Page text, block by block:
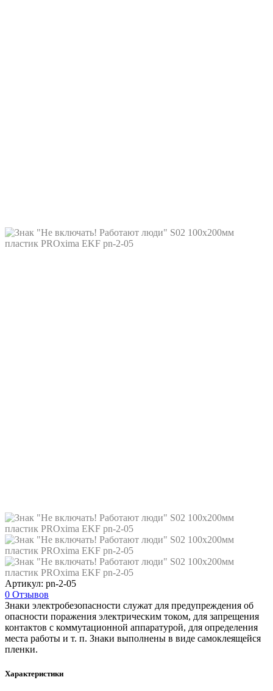
Артикул: pn-2-05
0 Отзывов
Знаки электробезопасности служат для предупреждения об
опасности поражения электрическим током, для запрещения
контактов с коммутационной аппаратурой, для определения
места работы и т. п. Знаки выполнены в виде самоклеящейся
пленки.
Характеристики